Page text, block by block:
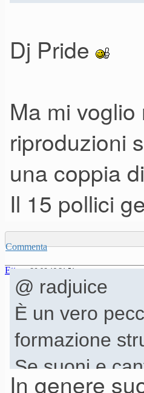
Dj Pride
Ma mi
riproduzioni
una coppia
Il 15 pollici
Commenta
Ettore 26-06-19 21.51
@ radjuice
È un vero
formazione
Se suoni e
In genere